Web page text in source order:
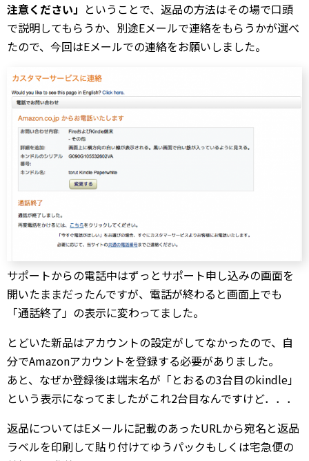
注意ください」 ということで、返品の方法はその場で口頭
で説明してもらうか、別途Eメールで連絡をもらうかが選べ
たので、今回はEメールでの連絡をお願いしました。
サポートからの電話中はずっとサポート申し込みの画面を
開いたままだったんですが、電話が終わると画面上でも
「通話終了」の表示に変わってました。
とどいた新品はアカウントの設定がしてなかったので、自
分でAmazonアカウントを登録する必要がありました。
あと、なぜか登録後は端末名が「とおるの3台目のkindle」
という表示になってましたがこれ2台目なんですけど．．．
返品についてはEメールに記載のあったURLから宛名と返品
ラベルを印刷して貼り付けてゆうパックもしくは宅急便の